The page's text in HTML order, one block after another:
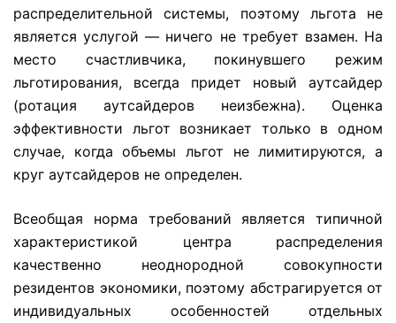
распределительной системы, поэтому льгота не
является услугой — ничего не требует взамен. На
место счастливчика, покинувшего режим
льготирования, всегда придет новый аутсайдер
(ротация аутсайдеров неизбежна). Оценка
эффективности льгот возникает только в одном
случае, когда объемы льгот не лимитируются, а
круг аутсайдеров не определен.
Всеобщая норма требований является типичной
характеристикой центра распределения
качественно неоднородной совокупности
резидентов экономики, поэтому абстрагируется от
индивидуальных особенностей отдельных